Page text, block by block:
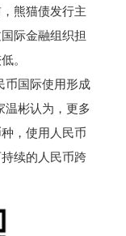
熊猫债发行主
际金融组织担
。
国际使用形成
温彬认为，更多
，使用人民币
续的人民币跨